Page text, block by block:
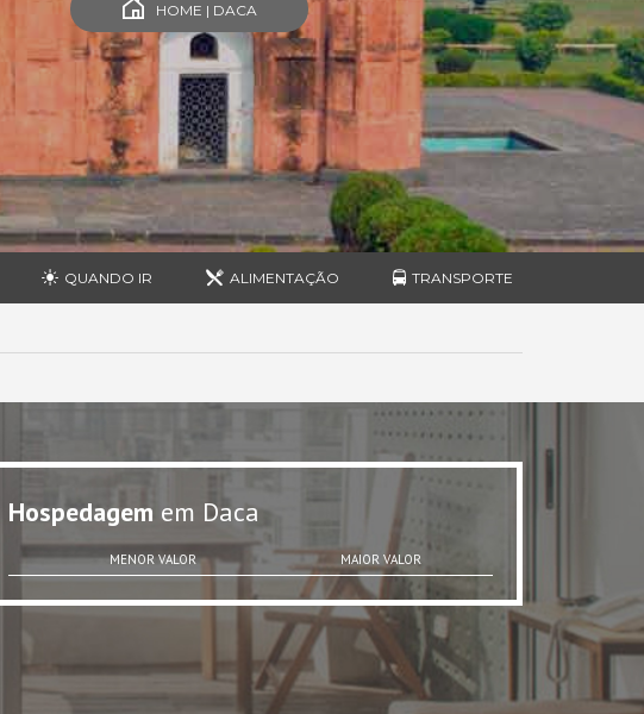
HOME | DACA
QUANDO IR ALIMENTAÇÃO TRANSPORTE
Hospedagem em Daca
MENOR VALOR MAIOR VALOR